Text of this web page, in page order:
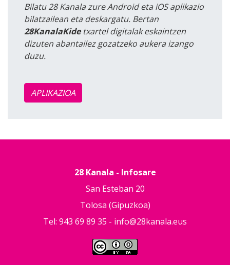
Bilatu 28 Kanala zure Android eta iOS aplikazio
bilatzailean eta deskargatu. Bertan
28KanalaKidetxartel digitalak eskaintzen
dizuten abantailez gozatzeko aukera izango
duzu.
APLIKAZIOA
28 Kanala - Infosare
San Esteban 20
Tolosa (Gipuzkoa)
Tel: 943 69 89 35 - info@28kanala.eus